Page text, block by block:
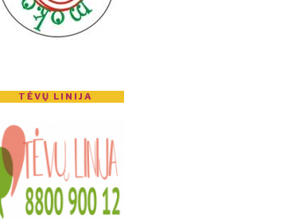
TĖVŲ LINIJA